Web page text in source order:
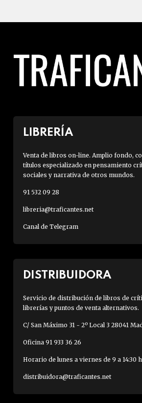
LIBRERÍA
Venta de libros on-line. Amplio fondo,
títulos especializado en pensamiento
sociales y narrativa de otros mundos.
91 532 09 28
libreria@traficantes.net
Canal de Telegram
DISTRIBUIDORA
Servicio de distribución de libros de
librerías y puntos de venta alternativos.
C/ San Máximo 31 - 2º Local 3 28041
Oficina 91 933 36 26
Horario de lunes a viernes de 9 a 14:30 h
distribuidora@traficantes.net